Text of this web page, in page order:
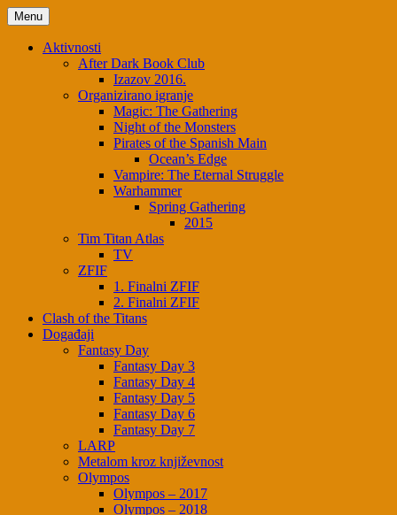
Skip
to
content
Menu
Aktivnosti
After Dark Book Club
Izazov 2016.
Organizirano igranje
Magic: The Gathering
Night of the Monsters
Pirates of the Spanish Main
Ocean’s Edge
Vampire: The Eternal Struggle
Warhammer
Spring Gathering
2015
Tim Titan Atlas
TV
ZFIF
1. Finalni ZFIF
2. Finalni ZFIF
Clash of the Titans
Događaji
Fantasy Day
Fantasy Day 3
Fantasy Day 4
Fantasy Day 5
Fantasy Day 6
Fantasy Day 7
LARP
Metalom kroz književnost
Olympos
Olympos – 2017
Olympos – 2018